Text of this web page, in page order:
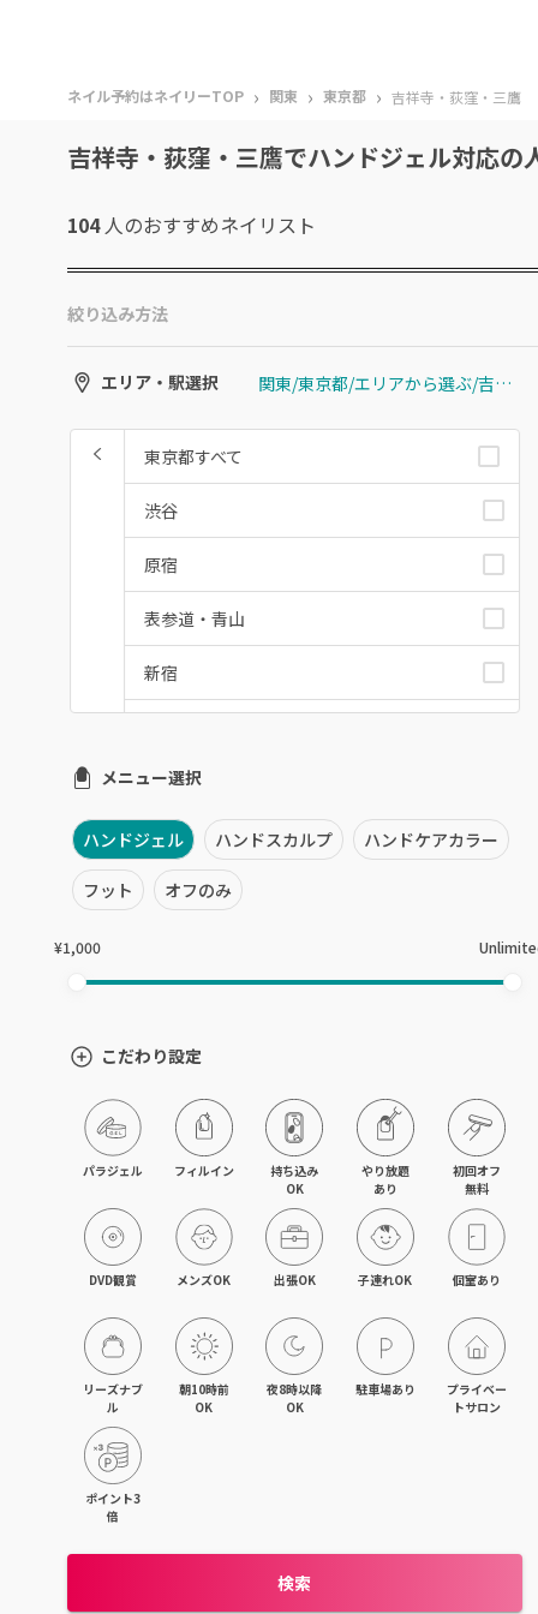
ネイル予約はネイリーTOP › 関東 › 東京都 › 吉祥寺・荻窪・三鷹
吉祥寺・荻窪・三鷹でハンドジェル対応の
104人のおすすめネイリスト
絞り込み方法
エリア・駅選択 関東/東京都/エリアから選ぶ/吉祥寺・荻窪・三鷹
東京都すべて
渋谷
原宿
表参道・青山
新宿
銀座・新橋・有楽町
恵比寿・代官山・中目黒
自由が丘・学芸大学
下北沢・代々木上原
目黒・戸越・武蔵小山
北千住・町屋・亀有
錦糸町・小岩・青砥
吉祥寺・荻窪・三鷹
立川・国立・国分寺
八王子・日野・昭島
日暮里・駒込・千駄木
メニュー選択
ハンドジェル ハンドスカルプ ハンドケアカラー
フット オフのみ
¥1,000
こだわり設定
パラジェル フィルイン
持ち込み
OK
やり放題
あり
初回オフ
無料
DVD観賞 メンズOK 出張OK 子連れOK 個室あり
リーズナブ
ル
朝10時前
OK
夜8時以降
OK
駐車場あり
プライベー
トサロン
ポイント3
倍
検索